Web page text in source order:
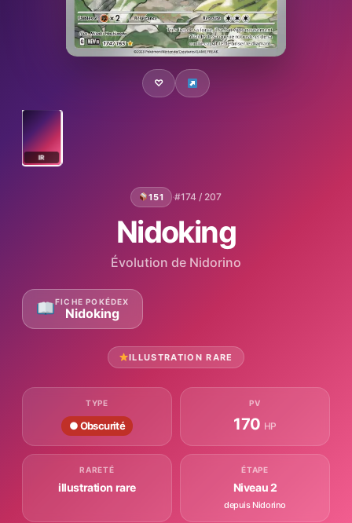
♡
IR
151 ·#174 / 207
Nidoking
Évolution de Nidorino
FICHE POKÉDEX
Nidoking
ILLUSTRATION RARE
TYPE
● Obscurité
PV
170 HP
RARETÉ
illustration rare
ÉTAPE
Niveau 2
depuis Nidorino